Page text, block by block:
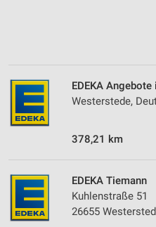
EDEKA
Westerstede,
378,21 km
EDEKA Tiemann
Kuhlenstraße 51
26655